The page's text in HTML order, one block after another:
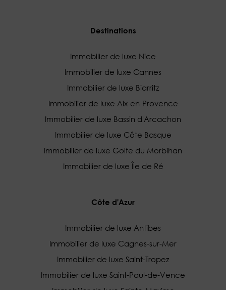
Destinations
Immobilier de luxe Nice
Immobilier de luxe Cannes
Immobilier de luxe Biarritz
Immobilier de luxe Aix-en-Provence
Immobilier de luxe Bassin d'Arcachon
Immobilier de luxe Côte Basque
Immobilier de luxe Golfe du Morbihan
Immobilier de luxe Île de Ré
Côte d'Azur
Immobilier de luxe Antibes
Immobilier de luxe Cagnes-sur-Mer
Immobilier de luxe Saint-Tropez
Immobilier de luxe Saint-Paul-de-Vence